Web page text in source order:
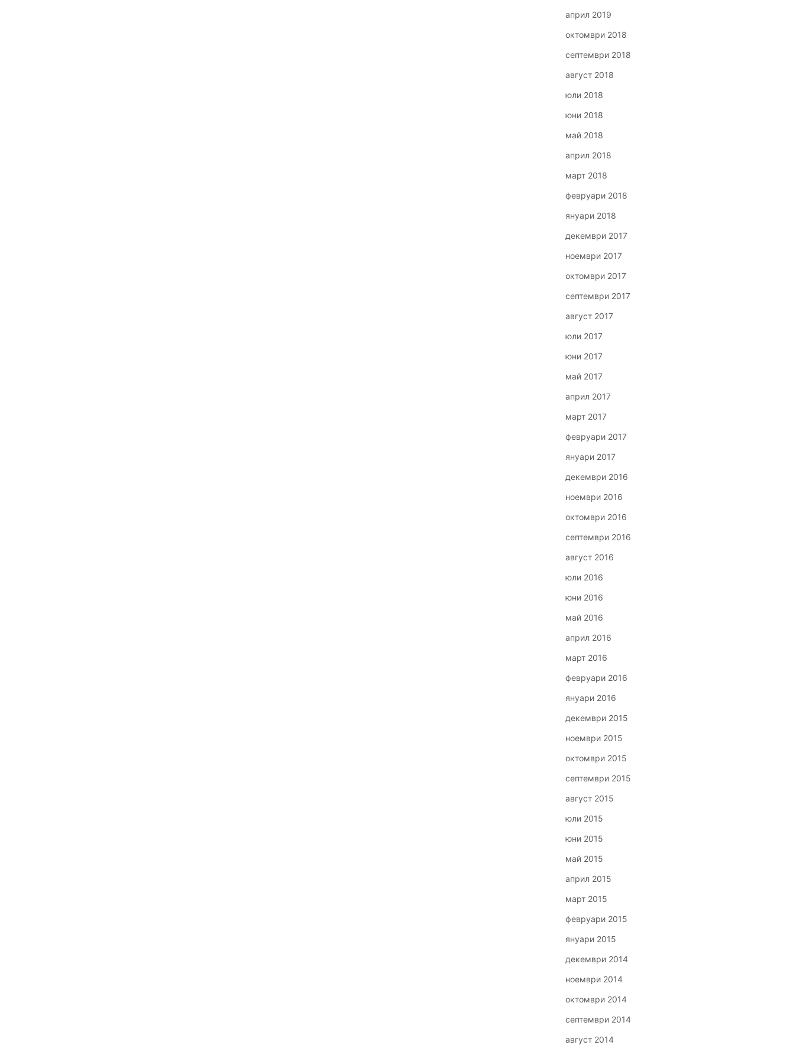
април 2019
октомври 2018
септември 2018
август 2018
юли 2018
юни 2018
май 2018
април 2018
март 2018
февруари 2018
януари 2018
декември 2017
ноември 2017
октомври 2017
септември 2017
август 2017
юли 2017
юни 2017
май 2017
април 2017
март 2017
февруари 2017
януари 2017
декември 2016
ноември 2016
октомври 2016
септември 2016
август 2016
юли 2016
юни 2016
май 2016
април 2016
март 2016
февруари 2016
януари 2016
декември 2015
ноември 2015
октомври 2015
септември 2015
август 2015
юли 2015
юни 2015
май 2015
април 2015
март 2015
февруари 2015
януари 2015
декември 2014
ноември 2014
октомври 2014
септември 2014
август 2014